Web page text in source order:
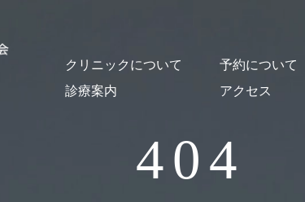
クリニックについて
クリニック概要
医師紹介・スタッフ紹介
オンライン診療について
施設紹介
貸し出し図書について
診療案内
予約について
はじめての方
予約・Web問診
アクセス
404